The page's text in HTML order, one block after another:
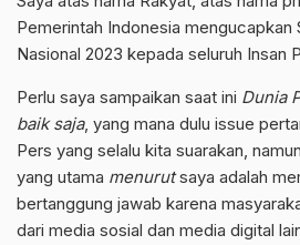
Pemerintah Indonesia mengucapkan
Nasional 2023 kepada seluruh Insan
Perlu saya sampaikan saat ini Dunia
baik saja, yang mana dulu issue
Pers yang selalu kita suarakan,
yang utama menurutsaya adalah
bertanggung jawab karena
dari media sosial dan media digital